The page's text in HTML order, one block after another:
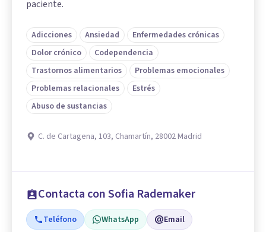
paciente.
Adicciones Ansiedad
Enfermedades crónicas
Dolor crónico
Codependencia
Trastornos alimentarios
Problemas emocionales
Problemas relacionales
Estrés
Abuso de sustancias
C. de Cartagena, 103, Chamartín, 28002 Madrid
Contacta con Sofia Rademaker
Teléfono WhatsApp Email